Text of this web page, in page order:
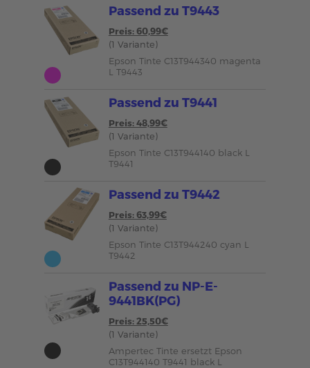
Passend zu T9443
Preis: 60,99€
(1 Variante)
Epson Tinte C13T944340 magenta
L T9443
Passend zu T9441
Preis: 48,99€
(1 Variante)
Epson Tinte C13T944140 black L
T9441
Passend zu T9442
Preis: 63,99€
(1 Variante)
Epson Tinte C13T944240 cyan L
T9442
Passend zu NP-E-
9441BK(PG)
Preis: 25,50€
(1 Variante)
Ampertec Tinte ersetzt Epson
C13T944140 T9441 black L